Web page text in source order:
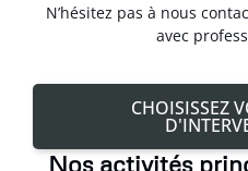
N’hésitez pas à nous
avec
CHOISISSEZ
Nos activités